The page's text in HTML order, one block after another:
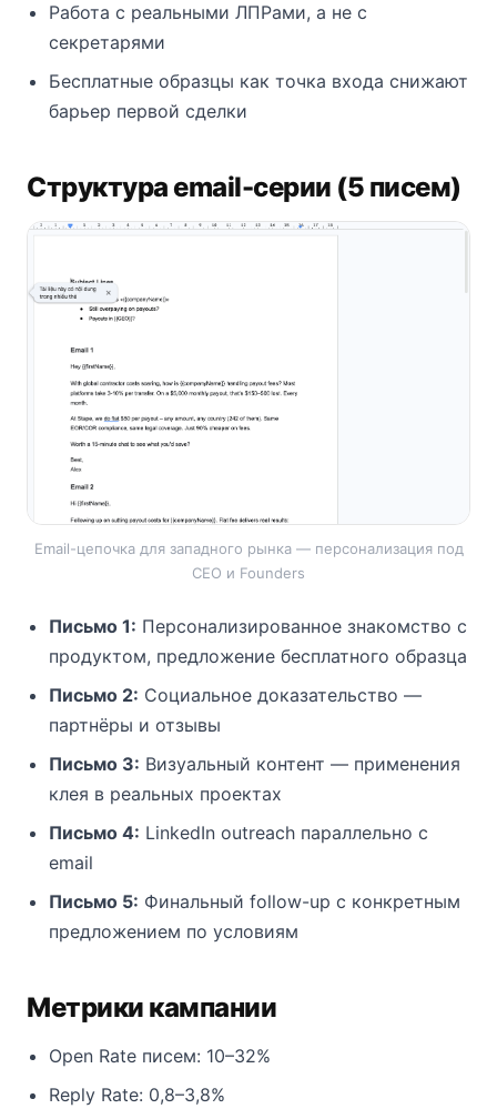
Работа с реальными ЛПРами, а не с
секретарями
Бесплатные образцы как точка входа снижают
барьер первой сделки
Структура email-серии (5 писем)
Email-цепочка для западного рынка — персонализация под
CEO и Founders
Письмо 1: Персонализированное знакомство с
продуктом, предложение бесплатного образца
Письмо 2: Социальное доказательство —
партнёры и отзывы
Письмо 3: Визуальный контент — применения
клея в реальных проектах
Письмо 4: LinkedIn outreach параллельно с
email
Письмо 5: Финальный follow-up с конкретным
предложением по условиям
Метрики кампании
Open Rate писем: 10–32%
Reply Rate: 0,8–3,8%